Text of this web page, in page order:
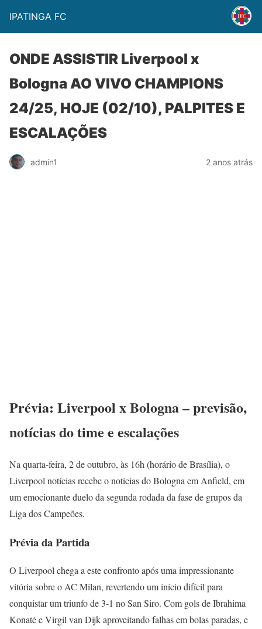
IPATINGA FC
ONDE ASSISTIR Liverpool x
Bologna AO VIVO CHAMPIONS
24/25, HOJE (02/10), PALPITES E
ESCALAÇÕES
admin1 2 anos atrás
Prévia: Liverpool x Bologna – previsão,
notícias do time e escalações
Na quarta-feira, 2 de outubro, às 16h (horário de Brasília), o
Liverpool notícias recebe o notícias do Bologna em Anfield, em
um emocionante duelo da segunda rodada da fase de grupos da
Liga dos Campeões.
Prévia da Partida
O Liverpool chega a este confronto após uma impressionante
vitória sobre o AC Milan, revertendo um início difícil para
conquistar um triunfo de 3-1 no San Siro. Com gols de Ibrahima
Konaté e Virgil van Dijk aproveitando falhas em bolas paradas, e